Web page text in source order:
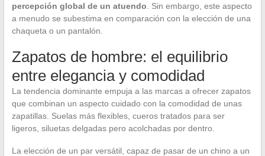
percepción global de un atuendo . Sin embargo, este aspecto
a menudo se subestima en comparación con la elección de una
chaqueta o un pantalón.
Zapatos de hombre: el equilibrio
entre elegancia y comodidad
La tendencia dominante empuja a las marcas a ofrecer zapatos
que combinan un aspecto cuidado con la comodidad de unas
zapatillas. Suelas más flexibles, cueros tratados para ser
ligeros, siluetas delgadas pero acolchadas por dentro.
La elección de un par versátil, capaz de pasar de un chino a un